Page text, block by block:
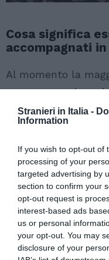
Stranieri in Italia -
Information
If you wish to opt-out of
processing of your
targeted advertising by
section to confirm your
opt-out request is
interest-based ads
us or personal
your opt-out. You may
disclosure of your
Cosa significa
accompagnati
Al momento la
accompagnati
luglio. Seguono poi
(1.382) e gli albanesi
regione che,
di più: 3.045 e
alla reale capacità
impossibile una
spiegatoPippo
children
realizzato il